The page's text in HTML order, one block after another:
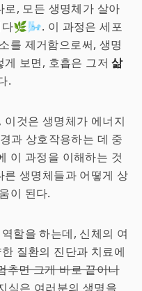
로, 모든 생명체가 살아
다🌿🌬️. 이 과정은 세포
를 제거함으로써, 생명
게 보면, 호흡은 그저삶
.
것은 생명체가 에너지
과 상호작용하는 데 중
이 과정을 이해하는 것
생명체들과 어떻게 상
이 된다.
할을 하는데, 신체의 여
질환의 진단과 치료에
추면 그게 바로 끝이니
식은 여러분의 생명을